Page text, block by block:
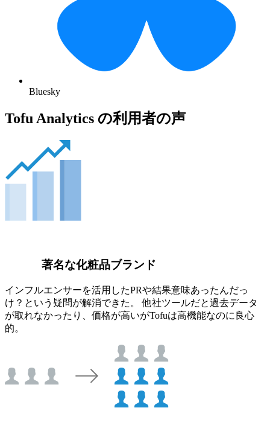
Bluesky
Tofu Analytics の利用者の声
著名な化粧品ブランド
インフルエンサーを活用したPRや結果意味あったんだっ
け？という疑問が解消できた。 他社ツールだと過去データ
が取れなかったり、価格が高いがTofuは高機能なのに良心
的。